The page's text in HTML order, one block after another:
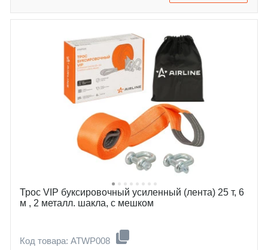
Трос VIP буксировочный усиленный (лента) 25 т, 6
м , 2 металл. шакла, с мешком
Код товара: ATWP008